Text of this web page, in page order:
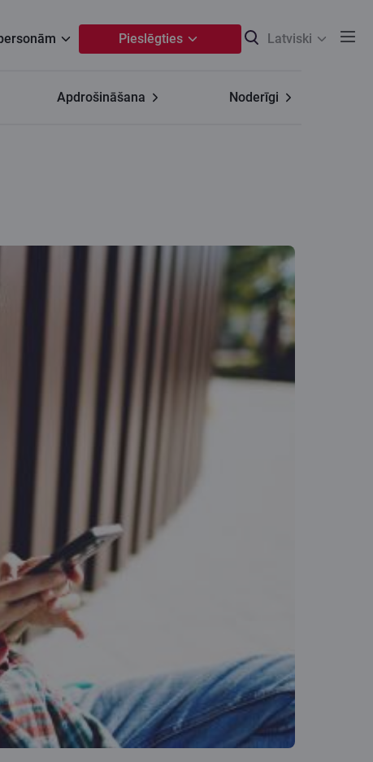
Pieslēgties Latviski
Apdrošināšana Noderīgi